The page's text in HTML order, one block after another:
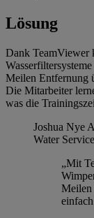
Lösung
Dank TeamViewer
Meilen Entfernung
Die Mitarbeiter
was die
Joshua Nye
Water
„Mit
Meilen